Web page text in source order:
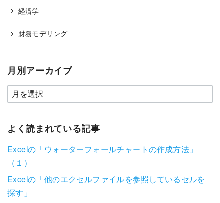
経済学
財務モデリング
月別アーカイブ
よく読まれている記事
Excelの「ウォーターフォールチャートの作成方法」
（１）
Excelの「他のエクセルファイルを参照しているセルを
探す」